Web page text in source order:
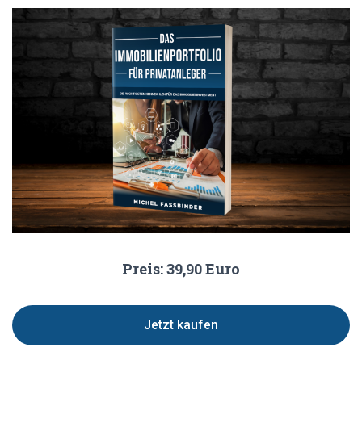
Preis: 39,90 Euro
Jetzt kaufen